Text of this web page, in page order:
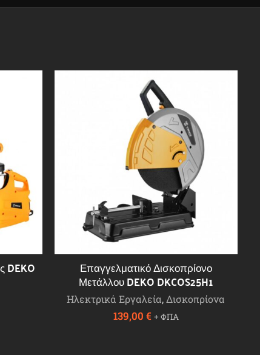
DEKO Επαγγελματικό Δισκοπρίονο
Μετάλλου DEKO DKCOS25H1
Ηλεκτρικά Εργαλεία, Δισκοπρίονα
139,00 € + ΦΠΑ